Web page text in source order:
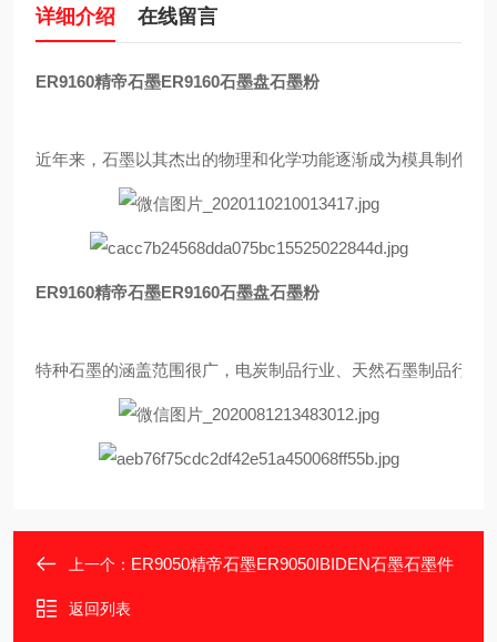
详细介绍 在线留言
ER9160精帝石墨ER9160石墨盘石墨粉
近年来，石墨以其杰出的物理和化学功能逐渐成为模具制作
ER9160精帝石墨ER9160石墨盘石墨粉
特种石墨的涵盖范围很广，电炭制品行业、天然石墨制品行
上一个： ER9050精帝石墨ER9050IBIDEN石墨石墨件
返回列表